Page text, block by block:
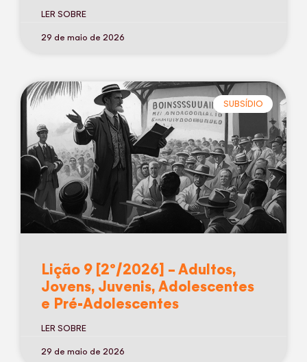
LER SOBRE
29 de maio de 2026
SUBSÍDIO
Lição 9 [2º/2026] – Adultos,
Jovens, Juvenis, Adolescentes
e Pré-Adolescentes
LER SOBRE
29 de maio de 2026